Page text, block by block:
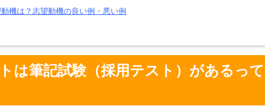
機は？志望動機の良い例・悪い例
は筆記試験（採用テスト）があるって